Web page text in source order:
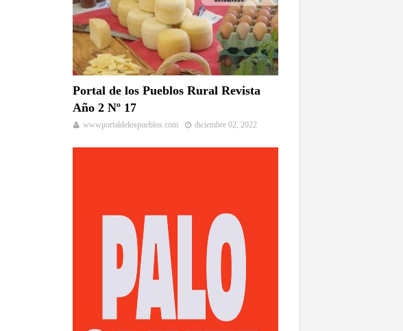
Portal de los Pueblos Rural Revista
Año 2 Nº 17
wwwportaldelospueblos.com diciembre 02, 2022